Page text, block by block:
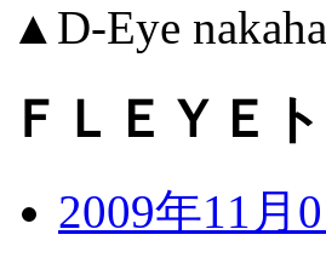
▲D-Eye
ＦＬＥＹ
2009年11月